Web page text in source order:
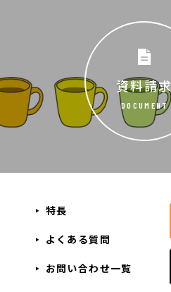
資料請求
DOCUMENT
特長
よくある質問
お問い合わせ一覧